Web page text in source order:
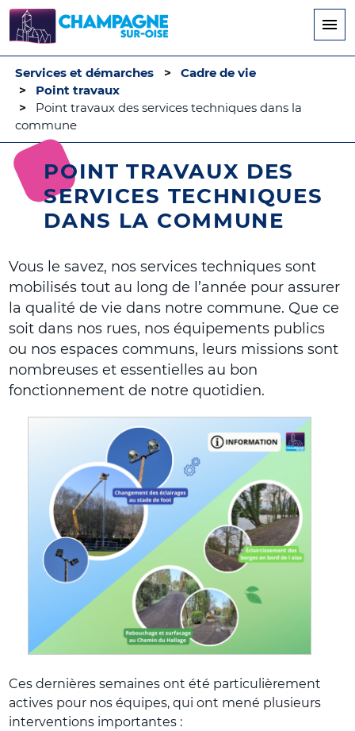
principal
Services et démarches
Cadre de vie
Point travaux
Point travaux des services techniques dans la
commune
POINT TRAVAUX DES
SERVICES TECHNIQUES
DANS LA COMMUNE
Vous le savez, nos services techniques sont
mobilisés tout au long de l’année pour assurer
la qualité de vie dans notre commune. Que ce
soit dans nos rues, nos équipements publics
ou nos espaces communs, leurs missions sont
nombreuses et essentielles au bon
fonctionnement de notre quotidien.
Ces dernières semaines ont été particulièrement
actives pour nos équipes, qui ont mené plusieurs
interventions importantes :